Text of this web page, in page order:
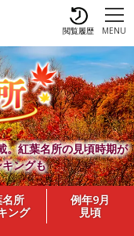
MENU
閲覧履歴
。紅葉名所の見頃時期が
ングも
所
ング
例年9月
見頃